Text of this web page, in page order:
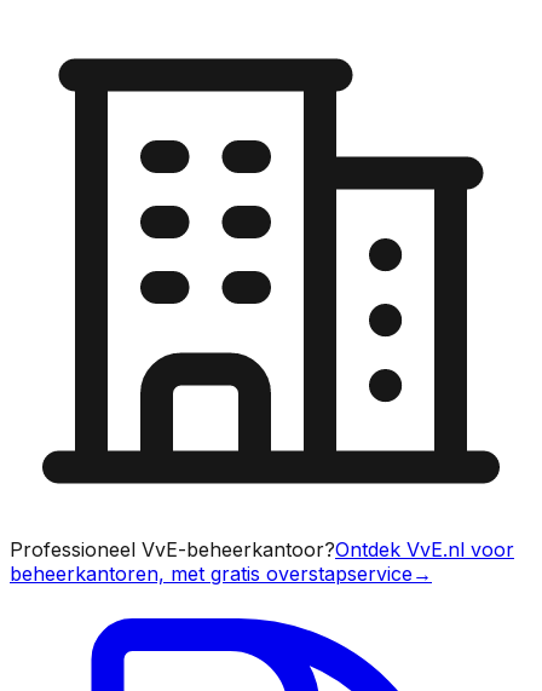
Professioneel VvE-beheerkantoor?Ontdek VvE.nl voor
beheerkantoren, met gratis overstapservice→